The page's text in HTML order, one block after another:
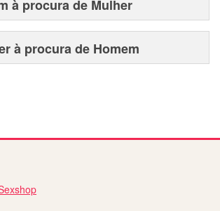
à procura de Mulher
à procura de Homem